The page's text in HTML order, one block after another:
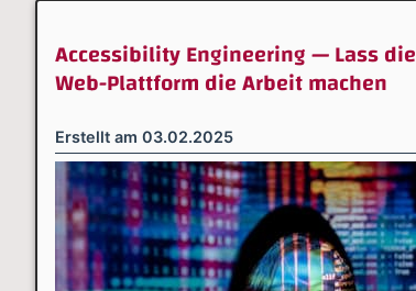
Accessibility Engineering — Lass die
Web-Plattform die Arbeit machen
Erstellt am 03.02.2025